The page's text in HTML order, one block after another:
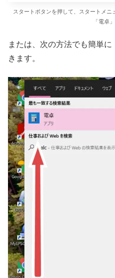
スタートボタンを押して、スタートメニ
「電卓
または、次の方法でも簡単
きます。